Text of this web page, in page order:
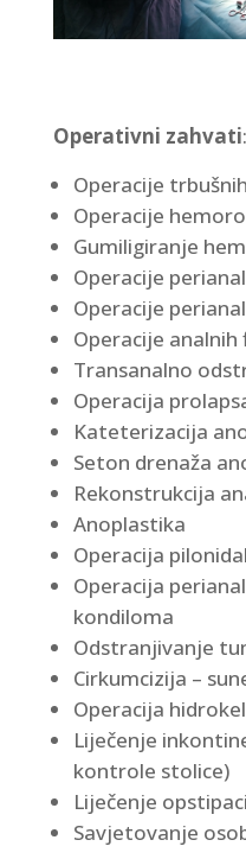
Operativni zahvati:
Operacije
Operacije
Gumiligiranje
Operacije
Operacije
Operacije analnih
Transanalno
Operacija
Kateterizacija
Seton drenaža
Rekonstrukcija
Anoplastika
Operacija
Operacija
kondiloma
Odstranjivanje
Cirkumcizija –
Operacija
Liječenje
kontrole stolice)
Liječenje
Savjetovanje